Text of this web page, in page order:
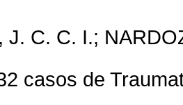
J. C. C. I.;
casos de